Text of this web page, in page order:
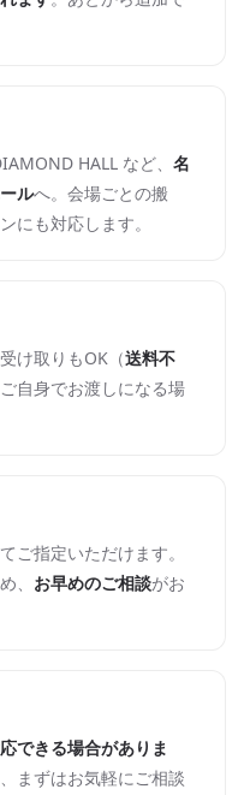
HALL など、 名
ルへ。会場ごとの搬
にも対応します。
け取りもOK（送料不
自身でお渡しになる場
ご指定いただけます。
、 お早めのご相談がお
できる場合がありま
まずはお気軽にご相談